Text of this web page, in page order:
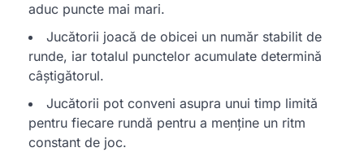
aduc puncte mai mari.
Jucătorii joacă de obicei un număr stabilit de
runde, iar totalul punctelor acumulate determină
câștigătorul.
Jucătorii pot conveni asupra unui timp limită
pentru fiecare rundă pentru a menține un ritm
constant de joc.